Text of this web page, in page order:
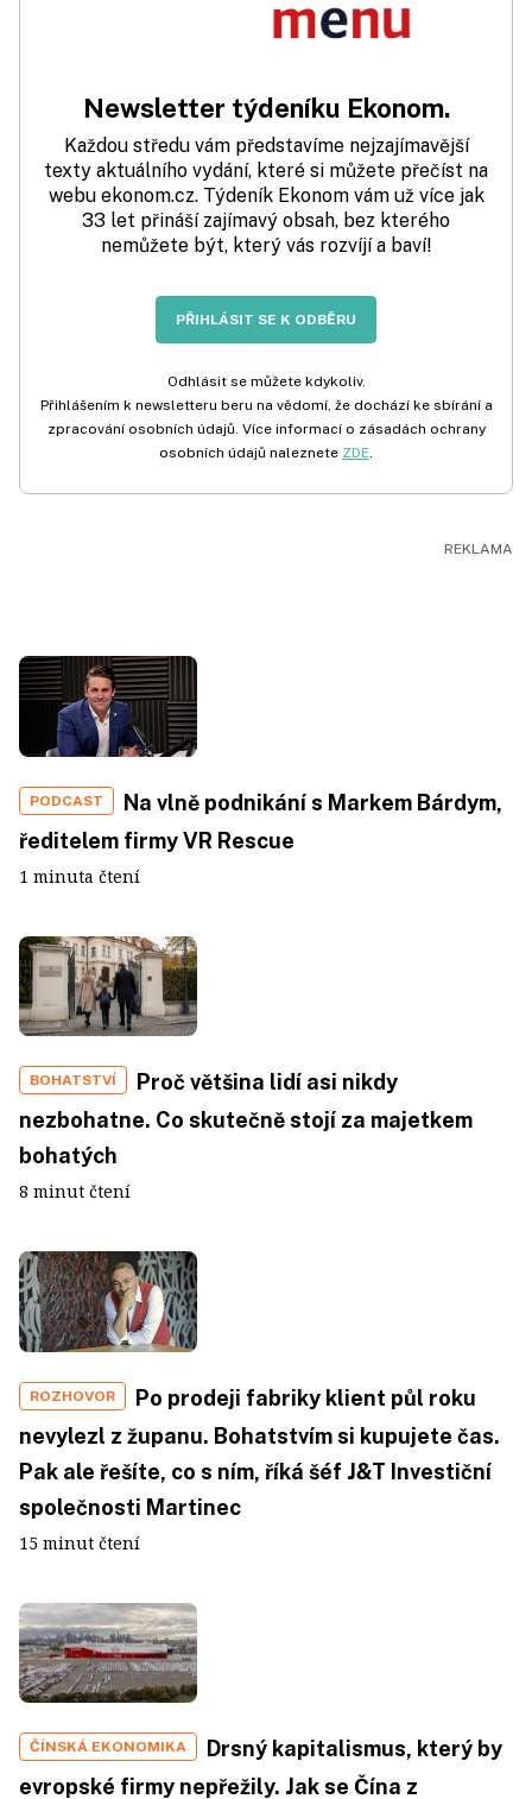
Newsletter týdeníku Ekonom.
Každou středu vám představíme nejzajímavější
texty aktuálního vydání, které si můžete přečíst na
webu ekonom.cz. Týdeník Ekonom vám už více jak
33 let přináší zajímavý obsah, bez kterého
nemůžete být, který vás rozvíjí a baví!
PŘIHLÁSIT SE K ODBĚRU
Odhlásit se můžete kdykoliv.
Přihlášením k newsletteru beru na vědomí, že dochází ke sbírání a
zpracování osobních údajů. Více informací o zásadách ochrany
osobních údajů naleznete ZDE.
PODCAST
Na vlně podnikání s Markem Bárdym,
ředitelem firmy VR Rescue
1 minuta čtení
BOHATSTVÍ
Proč většina lidí asi nikdy
nezbohatne. Co skutečně stojí za majetkem
bohatých
8 minut čtení
ROZHOVOR
Po prodeji fabriky klient půl roku
nevylezl z županu. Bohatstvím si kupujete čas.
Pak ale řešíte, co s ním, říká šéf J&T Investiční
společnosti Martinec
15 minut čtení
ČÍNSKÁ EKONOMIKA
Drsný kapitalismus, který by
evropské firmy nepřežily. Jak se Čína z